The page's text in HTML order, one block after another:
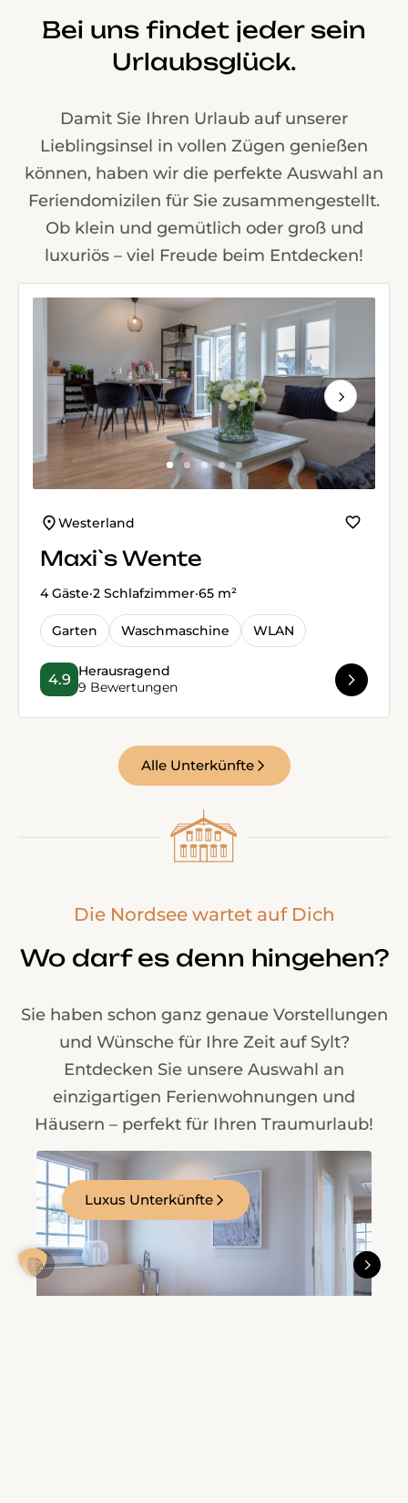
Bei uns findet jeder sein
Urlaubsglück.
Damit Sie Ihren Urlaub auf unserer
Lieblingsinsel in vollen Zügen genießen
können, haben wir die perfekte Auswahl an
Feriendomizilen für Sie zusammengestellt.
Ob klein und gemütlich oder groß und
luxuriös – viel Freude beim Entdecken!
Next
Westerland
Maxi`s Wente
4 Gäste·2 Schlafzimmer·65 m²
Garten Waschmaschine WLAN
4.9 Herausragend
9 Bewertungen
Alle Unterkünfte
Die Nordsee wartet auf Dich
Wo darf es denn hingehen?
Sie haben schon ganz genaue Vorstellungen
und Wünsche für Ihre Zeit auf Sylt?
Entdecken Sie unsere Auswahl an
einzigartigen Ferienwohnungen und
Häusern – perfekt für Ihren Traumurlaub!
Hundeträume